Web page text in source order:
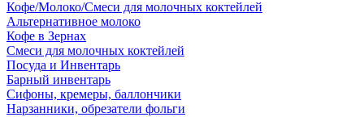
Кофе/Молоко/Смеси для молочных коктейлей
Альтернативное молоко
Кофе в Зернах
Смеси для молочных коктейлей
Посуда и Инвентарь
Барный инвентарь
Сифоны, кремеры, баллончики
Нарзанники, обрезатели фольги